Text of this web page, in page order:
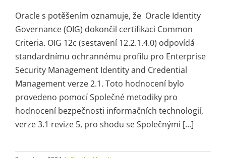
Oracle s potěšením oznamuje, že Oracle Identity
Governance (OIG) dokončil certifikaci Common
Criteria. OIG 12c (sestavení 12.2.1.4.0) odpovídá
standardnímu ochrannému profilu pro Enterprise
Security Management Identity and Credential
Management verze 2.1. Toto hodnocení bylo
provedeno pomocí Společné metodiky pro
hodnocení bezpečnosti informačních technologií,
verze 3.1 revize 5, pro shodu se Společnými [...]